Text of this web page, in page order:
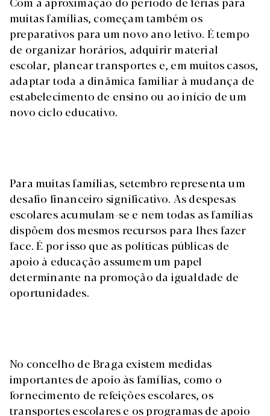
muitas famílias, começam também os
preparativos para um novo ano letivo. É tempo
de organizar horários, adquirir material
escolar, planear transportes e, em muitos casos,
adaptar toda a dinâmica familiar à mudança de
estabelecimento de ensino ou ao início de um
novo ciclo educativo.
Para muitas famílias, setembro representa um
desafio financeiro significativo. As despesas
escolares acumulam-se e nem todas as famílias
dispõem dos mesmos recursos para lhes fazer
face. É por isso que as políticas públicas de
apoio à educação assumem um papel
determinante na promoção da igualdade de
oportunidades.
No concelho de Braga existem medidas
importantes de apoio às famílias, como o
fornecimento de refeições escolares, os
transportes escolares e os programas de apoio